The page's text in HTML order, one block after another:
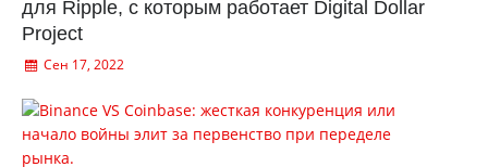
для Ripple, с которым работает Digital Dollar
Project
Сен 17, 2022